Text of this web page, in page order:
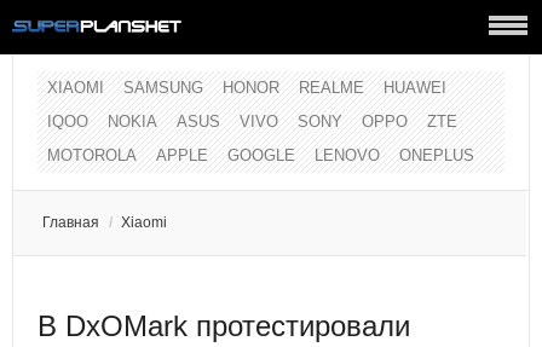
XIAOMI SAMSUNG HONOR REALME
HUAWEI
IQOO
NOKIA ASUS VIVO SONY OPPO
ZTE
MOTOROLA
APPLE GOOGLE LENOVO ONEPLUS
Главная / Xiaomi
В DxOMark протестировали